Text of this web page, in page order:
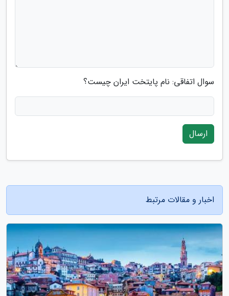
سوال اتفاقی: نام پایتخت ایران چیست؟
ارسال
اخبار و مقالات مرتبط